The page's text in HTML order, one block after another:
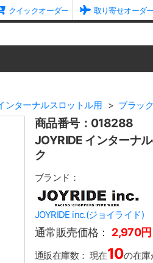
クイックオーダー 取り寄せオーダー
ンターナルスロットル用 ブラック
商品番号：018288
JOYRIDE インターナ
ク
ブランド：
JOYRIDE inc.(ジョイライド)
通常販売価格： 2,970円
通販在庫数： 現在10の在庫